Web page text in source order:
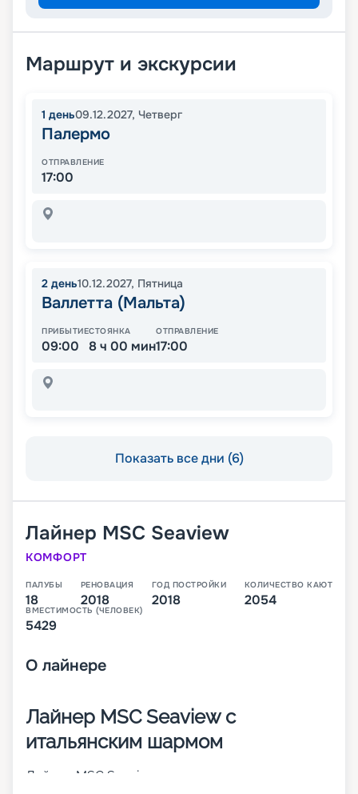
Маршрут и экскурсии
1 день09.12.2027, Четверг
Палермо
ОТПРАВЛЕНИЕ
17:00
2 день10.12.2027, Пятница
Валлетта (Мальта)
ПРИБЫТИЕ
09:00
СТОЯНКА
8 ч 00 мин
ОТПРАВЛЕНИЕ
17:00
Показать все дни (6)
Лайнер MSC Seaview
КОМФОРТ
ПАЛУБЫ
18
РЕНОВАЦИЯ
2018
ГОД ПОСТРОЙКИ
2018
КОЛИЧЕСТВО КАЮТ
2054
ВМЕСТИМОСТЬ (ЧЕЛОВЕК)
5429
О лайнере
Лайнер MSC Seaview с
итальянским шармом
Лайнер MSC Seaview – это второе судно класса